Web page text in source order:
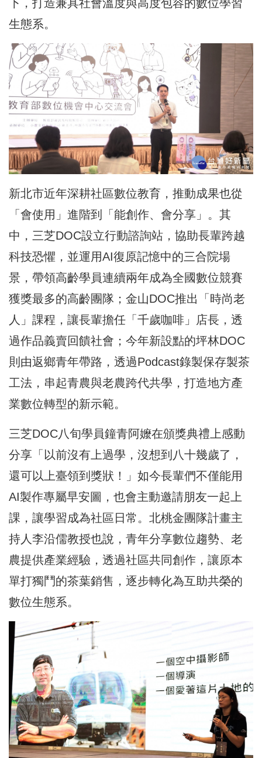
下，打造兼具社會溫度與高度包容的數位學習
生態系。
新北市近年深耕社區數位教育，推動成果也從
「會使用」進階到「能創作、會分享」。其
中，三芝DOC設立行動諮詢站，協助長輩跨越
科技恐懼，並運用AI復原記憶中的三合院場
景，帶領高齡學員連續兩年成為全國數位競賽
獲獎最多的高齡團隊；金山DOC推出「時尚老
人」課程，讓長輩擔任「千歲咖啡」店長，透
過作品義賣回饋社會；今年新設點的坪林DOC
則由返鄉青年帶路，透過Podcast錄製保存製茶
工法，串起青農與老農跨代共學，打造地方產
業數位轉型的新示範。
三芝DOC八旬學員鐘青阿嬤在頒獎典禮上感動
分享「以前沒有上過學，沒想到八十幾歲了，
還可以上臺領到獎狀！」如今長輩們不僅能用
AI製作專屬早安圖，也會主動邀請朋友一起上
課，讓學習成為社區日常。北桃金團隊計畫主
持人李沿儒教授也說，青年分享數位趨勢、老
農提供產業經驗，透過社區共同創作，讓原本
單打獨鬥的茶葉銷售，逐步轉化為互助共榮的
數位生態系。